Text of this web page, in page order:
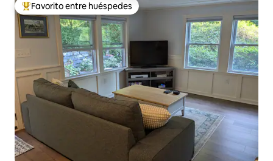
Favorito entre huéspedes preferido
Favorito entre huéspedes